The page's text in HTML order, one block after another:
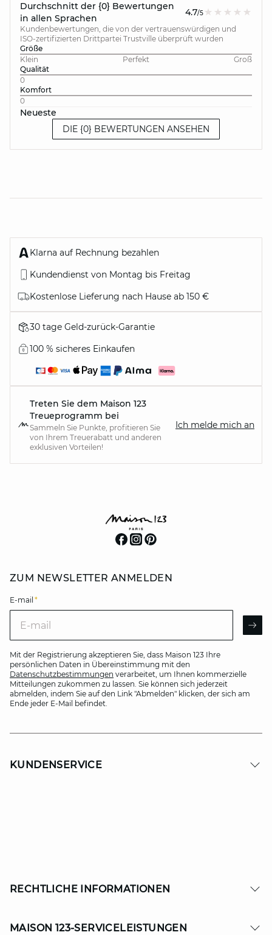
Durchschnitt der {0} Bewertungen
in allen Sprachen
4.7/5
Kundenbewertungen, die von der vertrauenswürdigen und
ISO-zertifizierten Drittpartei Trustville überprüft wurden
Größe
Klein
Perfekt
Groß
Qualität
0
Komfort
0
Neueste
DIE {0} BEWERTUNGEN ANSEHEN
Klarna auf Rechnung bezahlen
Kundendienst von Montag bis Freitag
Kostenlose Lieferung nach Hause ab 150 €
30 tage Geld-zurück-Garantie
100 % sicheres Einkaufen
Treten Sie dem Maison 123
Treueprogramm bei
Sammeln Sie Punkte, profitieren Sie
von Ihrem Treuerabatt und anderen
exklusiven Vorteilen!
Ich melde mich an
ZUM NEWSLETTER ANMELDEN
E-mail *
Mit der Registrierung akzeptieren Sie, dass Maison 123 Ihre
persönlichen Daten in Übereinstimmung mit den
Datenschutzbestimmungen verarbeitet, um Ihnen kommerzielle
Mitteilungen zukommen zu lassen. Sie können sich jederzeit
abmelden, indem Sie auf den Link "Abmelden" klicken, der sich am
Ende jeder E-Mail befindet.
KUNDENSERVICE
RECHTLICHE INFORMATIONEN
MAISON 123-SERVICELEISTUNGEN